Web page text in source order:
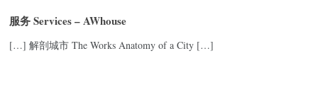
服务 Services – AWhouse
[…] 解剖城市 The Works Anatomy of a City […]